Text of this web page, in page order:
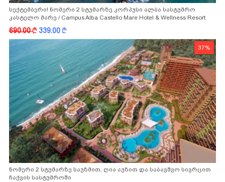
სექტემბერი! ნომერი 2 სტუმარზე კორპუსი ალბა სასტუმრო
კასტელო მარე / Campus Alba Castello Mare Hotel & Wellness Resort
-სგან!
690.00k 339.00k
37%
ნომერი 2 სტუმარზე საუზმით, ღია აუზით და საბავშვო სივრცით
ჩაქვის სასტუმროში